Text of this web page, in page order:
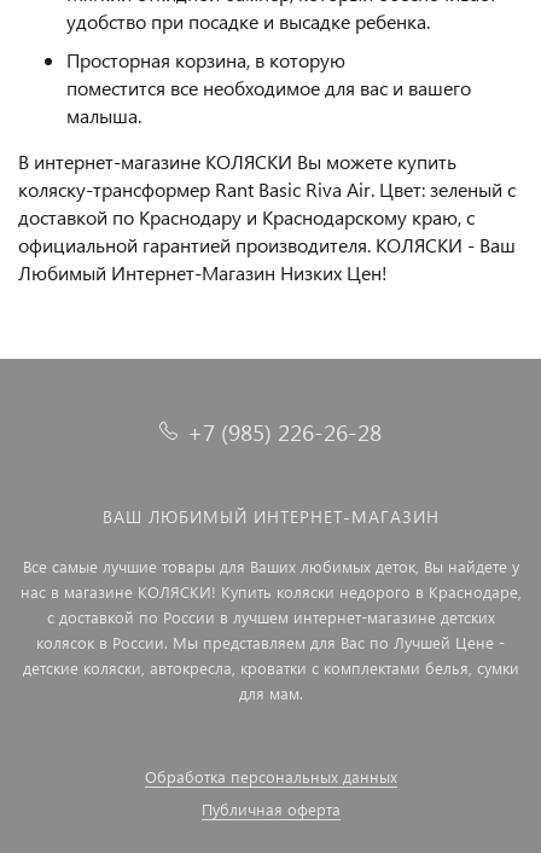
удобство при посадке и высадке ребенка.
Просторная корзина, в которую
поместится все необходимое для вас и вашего
малыша.
В интернет-магазине КОЛЯСКИ Вы можете купить
коляску-трансформер Rant Basic Riva Air. Цвет: зеленый с
доставкой по Краснодару и Краснодарскому краю, с
официальной гарантией производителя. КОЛЯСКИ - Ваш
Любимый Интернет-Магазин Низких Цен!
+7 (985) 226-26-28
ВАШ ЛЮБИМЫЙ ИНТЕРНЕТ-МАГАЗИН
Все самые лучшие товары для Ваших любимых деток, Вы найдете у
нас в магазине КОЛЯСКИ! Купить коляски недорого в Краснодаре,
с доставкой по России в лучшем интернет-магазине детских
колясок в России. Мы представляем для Вас по Лучшей Цене -
детские коляски, автокресла, кроватки с комплектами белья, сумки
для мам.
Обработка персональных данных
Публичная оферта